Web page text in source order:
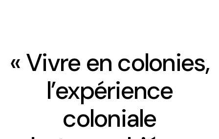
Contact et accueil
« Vivre en colonies,
l’expérience
coloniale